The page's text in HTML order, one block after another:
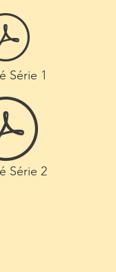
Série 1
Série 2